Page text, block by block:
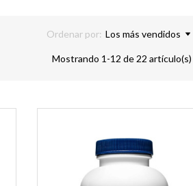
Ordenar por: Los más vendidos
Mostrando 1-12 de 22 artículo(s)